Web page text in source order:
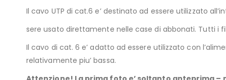
Il cavo UTP di cat.6 e’ destinato ad essere utilizzato
sere usato direttamente nelle case di abbonati. Tutti i
Il cavo di cat. 6 e’ adatto ad essere utilizzato con
relativamente piu’ bassa.